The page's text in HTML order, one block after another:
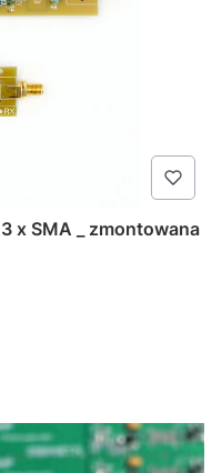
x SMA _ zmontowana